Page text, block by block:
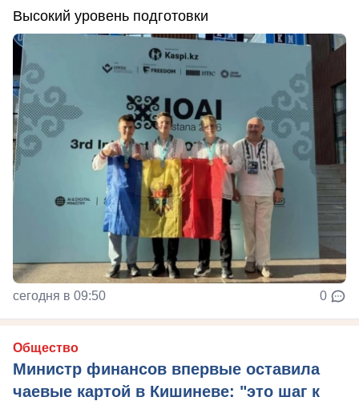
Высокий уровень подготовки
сегодня в 09:50 0
Общество
Министр финансов впервые оставила
чаевые картой в Кишиневе: "это шаг к